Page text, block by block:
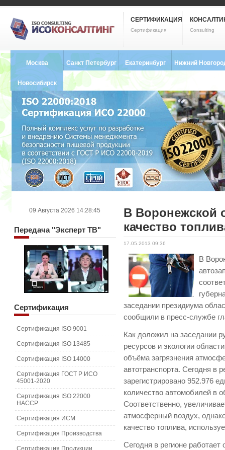
СЕРТИФИКАЦИЯ
Сертификация Consulting
Москва Санкт Петербург
8 (812) 748-2493
Екатеринбург
8 (343) 237-2593
Нижний
Новосибирск
8 (383) 227-8449
В Воронежской
качество
17.05.2013 09:36
В
заседании президиума
сообщили в пресс-службе
Как доложил на заседании
ресурсов и экологии
объёма загрязнения
автотранспорта. Сегодня в
зарегистрировано 952.976
количество автомобилей в
Соответственно,
атмосферный воздух,
качество топлива,
Сегодня в регионе
09 Августа 2026 14:28:45
Передача"Эксперт ТВ"
Сертификация
Сертификация ISO 9001
Сертификация ISO 13485
Сертификация ISO 14000
Сертификация ГОСТ Р ИСО
45001-2020
Сертификация ISO 22000
HACCP
Сертификация ИСМ
Сертификация Производства
Сертификация Продукции